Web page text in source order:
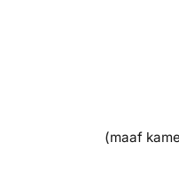
(maaf